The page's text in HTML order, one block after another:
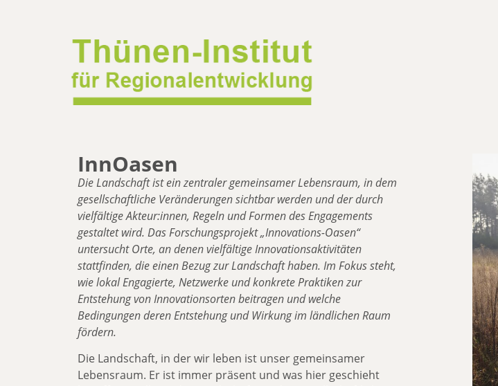
InnOasen
Die Landschaft ist ein zentraler gemeinsamer Lebensraum, in dem
gesellschaftliche Veränderungen sichtbar werden und der durch
vielfältige Akteur:innen, Regeln und Formen des Engagements
gestaltet wird. Das Forschungsprojekt „Innovations-Oasen“
untersucht Orte, an denen vielfältige Innovationsaktivitäten
stattfinden, die einen Bezug zur Landschaft haben. Im Fokus steht,
wie lokal Engagierte, Netzwerke und konkrete Praktiken zur
Entstehung von Innovationsorten beitragen und welche
Bedingungen deren Entstehung und Wirkung im ländlichen Raum
fördern.
Die Landschaft, in der wir leben ist unser gemeinsamer
Lebensraum. Er ist immer präsent und was hier geschieht